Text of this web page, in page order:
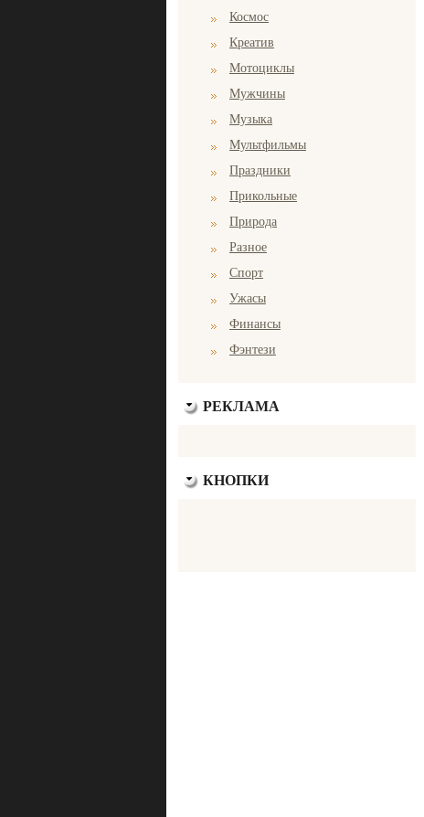
Космос
Креатив
Мотоциклы
Мужчины
Музыка
Мультфильмы
Праздники
Прикольные
Природа
Разное
Спорт
Ужасы
Финансы
Фэнтези
РЕКЛАМА
КНОПКИ